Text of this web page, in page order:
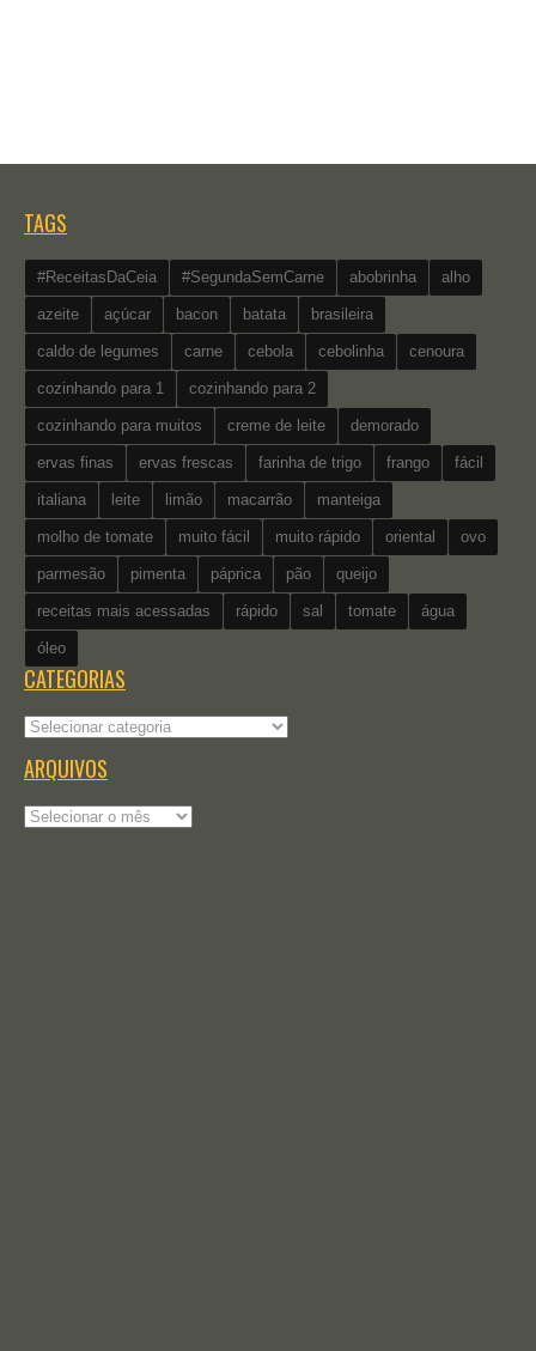
TAGS
#ReceitasDaCeia #SegundaSemCarne abobrinha alho
azeite açúcar bacon batata brasileira
caldo de legumes carne cebola cebolinha cenoura
cozinhando para 1 cozinhando para 2
cozinhando para muitos creme de leite demorado
ervas finas ervas frescas farinha de trigo frango fácil
italiana leite limão macarrão manteiga
molho de tomate muito fácil muito rápido oriental ovo
parmesão pimenta páprica pão queijo
receitas mais acessadas rápido sal tomate água
óleo
CATEGORIAS
Categorias
ARQUIVOS
Arquivos